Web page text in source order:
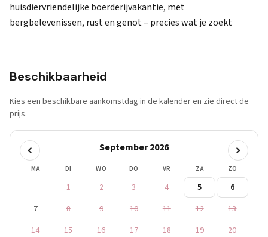
huisdiervriendelijke boerderijvakantie, met
bergbelevenissen, rust en genot – precies wat je zoekt
Beschikbaarheid
Kies een beschikbare aankomstdag in de kalender en zie direct de
prijs.
September 2026
MA DI WO DO VR ZA ZO
1 2 3 4 5
6
7
8 9 10 11 12
13
14
15 16 17 18 19
20